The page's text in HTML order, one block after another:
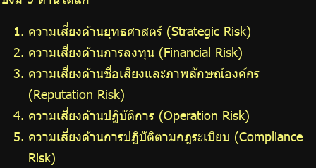
ความเสี่ยงด้านยุทธศาสตร์ (Strategic Risk)
ความเสี่ยงด้านการลงทุน (Financial Risk)
ความเสี่ยงด้านชื่อเสียงและภาพลักษณ์องค์กร
(Reputation Risk)
ความเสี่ยงด้านปฏิบัติการ (Operation Risk)
ความเสี่ยงด้านการปฏิบัติตามกฎระเบียบ (Compliance
Risk)